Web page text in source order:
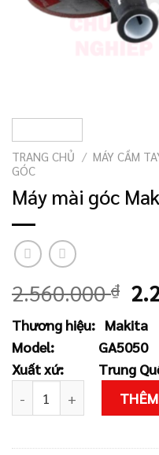
TRANG CHỦ / MÁY CẦM
GÓC
Máy mài góc
2.560.000₫
gốc
là:
Thương hiệu: Makita
Model: GA5050
Xuất xứ: Trung
Máy mài góc Makita